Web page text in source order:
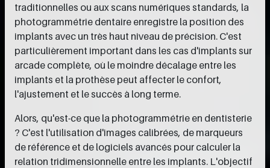
traditionnelles ou aux scans numériques standards, la
photogrammétrie dentaire enregistre la position des
implants avec un très haut niveau de précision. C'est
particulièrement important dans les cas d'implants sur
arcade complète, où le moindre décalage entre les
implants et la prothèse peut affecter le confort,
l'ajustement et le succès à long terme.
Alors, qu'est-ce que la photogrammétrie en dentisterie
? C'est l'utilisation d'images calibrées, de marqueurs
de référence et de logiciels avancés pour calculer la
relation tridimensionnelle entre les implants. L'objectif